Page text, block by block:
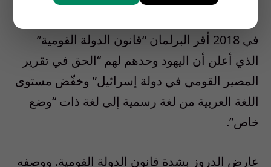
في 2018 أقر البرلمان “قانون الدولة القومية”
الذي أعلن أن اليهود وحدهم لهم “الحق في تقرير
المصير القومي في دولة إسرائيل” وخفّض مستوى
اللغة العربية من لغة رسمية إلى لغة ذات “وضع
خاص”.
عارض الدروز بشدة قانون الدولة القومية. ووصفه